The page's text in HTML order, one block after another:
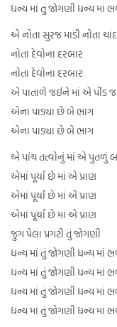
ધન્ય માં તું જોગણી ધન્ય માં
એ નોતા સુરજ માડી નોતા
નોતા દેવોના દરબાર
નોતા દેવોના દરબાર
એ પાતાળે જઈને માં એ પીંડ જ
એના પાડ્યા છે બે ભાગ
એના પાડ્યા છે બે ભાગ
એ પાંચ તત્વોનું માં એ પુતળું
એમાં પૂર્યા છે માં એ પ્રાણ
એમાં પૂર્યા છે માં એ પ્રાણ
એમાં પૂર્યા છે માં એ પ્રાણ
જુગ પેલા પ્રગટી તું જોગણી
ધન્ય માં તું જોગણી ધન્ય માં
ધન્ય માં તું જોગણી ધન્ય માં
ધન્ય માં તું જોગણી ધન્ય માં
ધન્ય માં તું જોગણી ધન્ય માં